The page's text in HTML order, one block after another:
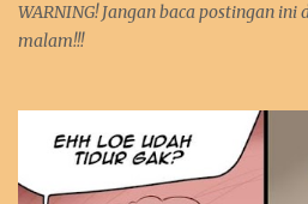
WARNING! Jangan baca postingan
malam!!!